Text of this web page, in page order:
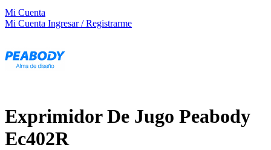
Mi Cuenta
Mi Cuenta Ingresar / Registrarme
Exprimidor De Jugo Peabody
Ec402R